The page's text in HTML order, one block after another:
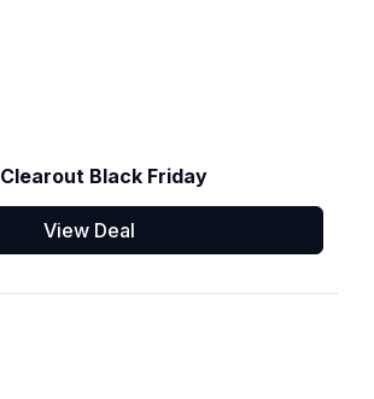
Clearout Black Friday
View Deal